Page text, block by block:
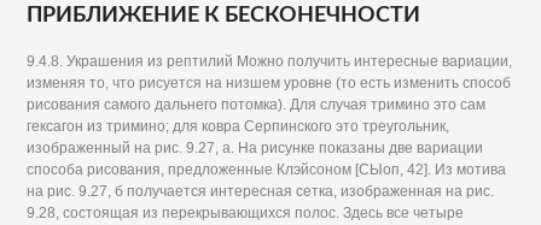
ПРИБЛИЖЕНИЕ К БЕСКОНЕЧНОСТИ
9.4.8. Украшения из рептилий Можно получить интересные вариации,
изменяя то, что рисуется на низшем уровне (то есть изменить способ
рисования самого дальнего потомка). Для случая тримино это сам
гексагон из тримино; для ковра Серпинского это треугольник,
изображенный на рис. 9.27, а. На рисунке показаны две вариации
способа рисования, предложенные Клэйсоном [СЫоп, 42]. Из мотива
на рис. 9.27, б получается интересная сетка, изображенная на рис.
9.28, состоящая из перекрывающихся полос. Здесь все четыре